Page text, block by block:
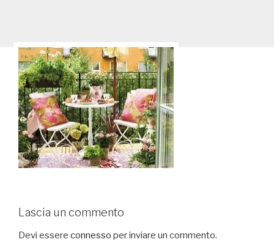
Lascia un commento
Devi essere connesso per inviare un commento.